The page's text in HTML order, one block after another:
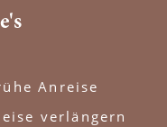
Anreise
verlängern